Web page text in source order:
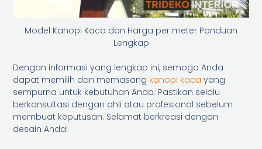
Model Kanopi Kaca dan Harga per meter Panduan
Lengkap
Dengan informasi yang lengkap ini, semoga Anda
dapat memilih dan memasang kanopi kaca yang
sempurna untuk kebutuhan Anda. Pastikan selalu
berkonsultasi dengan ahli atau profesional sebelum
membuat keputusan. Selamat berkreasi dengan
desain Anda!